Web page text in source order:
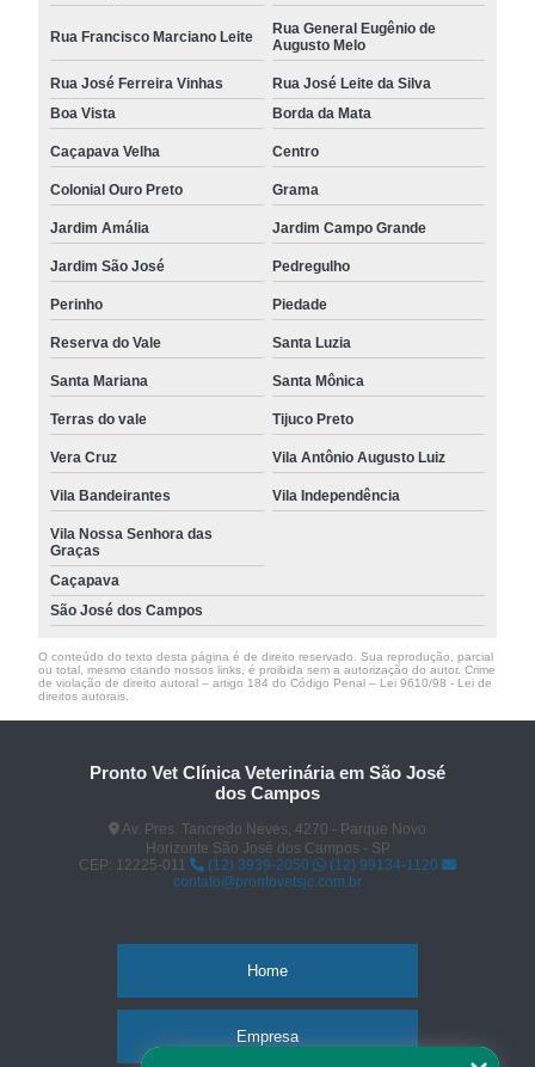
Rua Francisco Marciano Leite
Rua General Eugênio de
Augusto Melo
Rua José Ferreira Vinhas
Rua José Leite da Silva
Boa Vista
Borda da Mata
Caçapava Velha Centro
Colonial Ouro Preto Grama
Jardim Amália Jardim Campo Grande
Jardim São José Pedregulho
Perinho Piedade
Reserva do Vale Santa Luzia
Santa Mariana Santa Mônica
Terras do vale Tijuco Preto
Vera Cruz Vila Antônio Augusto Luiz
Vila Bandeirantes Vila Independência
Vila Nossa Senhora das
Graças
Caçapava
São José dos Campos
O conteúdo do texto desta página é de direito reservado. Sua reprodução, parcial
ou total, mesmo citando nossos links, é proibida sem a autorização do autor. Crime
de violação de direito autoral – artigo 184 do Código Penal – Lei 9610/98 - Lei de
direitos autorais
Pronto Vet Clínica Veterinária em São José
dos Campos
Av. Pres. Tancredo Neves, 4270 - Parque Novo
Horizonte São José dos Campos - SP
CEP: 12225-011
(12) 3939-2050
(12) 99134-1120
contato@prontovetsjc.com.br
Home
Empresa